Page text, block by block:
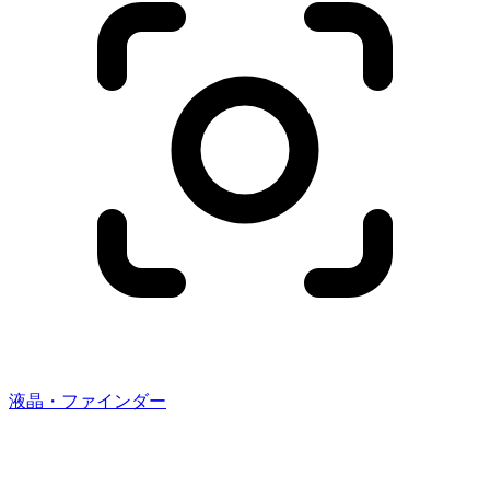
液晶・ファインダー